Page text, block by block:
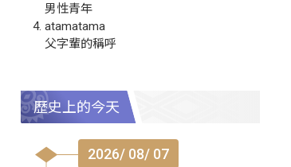
男性青年
atamatama
父字輩的稱呼
歷史上的今天
2026/ 08/ 07